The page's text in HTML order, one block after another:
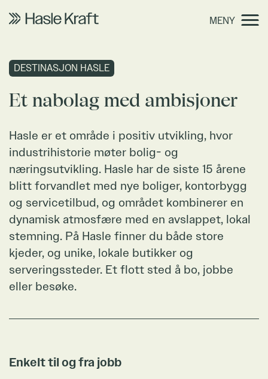
Et
nabolag
ambisjoner
med
ambisjoner
MENY
Destinasjon Hasle
Om bygget
Bærekraft
DESTINASJON HASLE
Et nabolag med ambisjoner
Hasle er et område i positiv utvikling, hvor
industrihistorie møter bolig- og
næringsutvikling. Hasle har de siste 15 årene
blitt forvandlet med nye boliger, kontorbygg
og servicetilbud, og området kombinerer en
dynamisk atmosfære med en avslappet, lokal
stemning. På Hasle finner du både store
kjeder, og unike, lokale butikker og
serveringssteder. Et flott sted å bo, jobbe
eller besøke.
Enkelt til og fra jobb